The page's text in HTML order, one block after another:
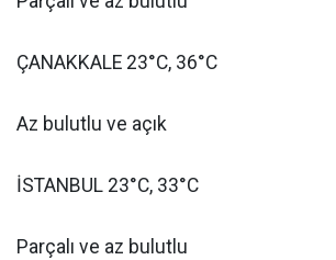
ÇANAKKALE 23°C, 36°C
Az bulutlu ve açık
İSTANBUL 23°C, 33°C
Parçalı ve az bulutlu